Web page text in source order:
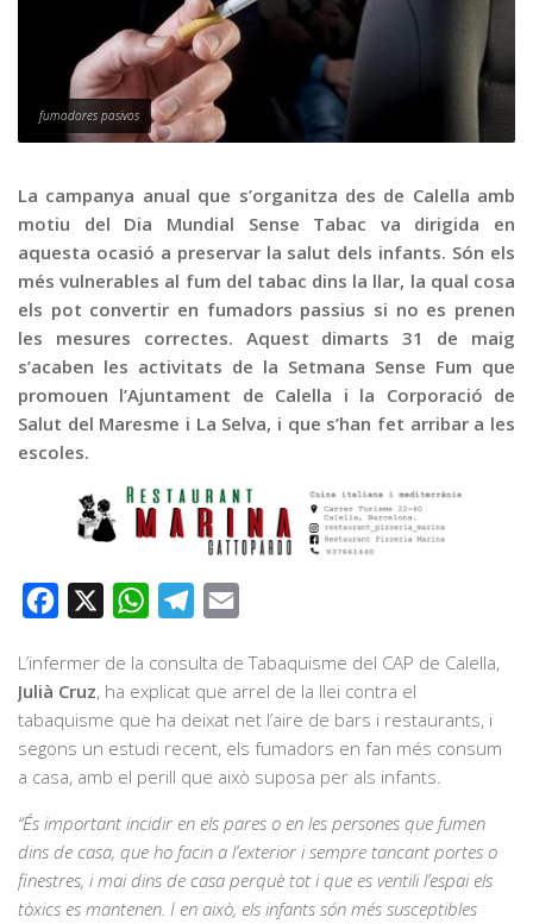
Publicitat
Contacte
fumadores pasivos
La campanya anual que s’organitza des de Calella amb
motiu del Dia Mundial Sense Tabac va dirigida en
aquesta ocasió a preservar la salut dels infants. Són els
més vulnerables al fum del tabac dins la llar, la qual cosa
els pot convertir en fumadors passius si no es prenen
les mesures correctes. Aquest dimarts 31 de maig
s’acaben les activitats de la Setmana Sense Fum que
promouen l’Ajuntament de Calella i la Corporació de
Salut del Maresme i La Selva, i que s’han fet arribar a les
escoles.
Facebook WhatsAppTelegram
L’infermer de la consulta de Tabaquisme del CAP de Calella,
Julià Cruz, ha explicat que arrel de la llei contra el
tabaquisme que ha deixat net l’aire de bars i restaurants, i
segons un estudi recent, els fumadors en fan més consum
a casa, amb el perill que això suposa per als infants.
“És important incidir en els pares o en les persones que fumen
dins de casa, que ho facin a l’exterior i sempre tancant portes o
finestres, i mai dins de casa perquè tot i que es ventili l’espai els
tòxics es mantenen. I en això, els infants són més susceptibles